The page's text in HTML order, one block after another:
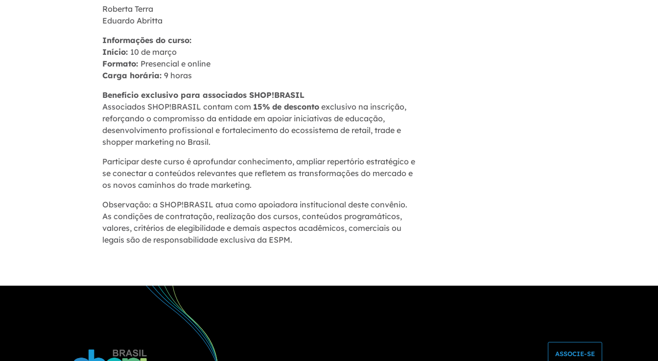
Roberta Terra
Eduardo Abritta
Informações do curso:
Início: 10 de março
Formato: Presencial e online
Carga horária: 9 horas
Benefício exclusivo para associados SHOP!BRASIL
Associados SHOP!BRASIL contam com 15% de desconto exclusivo na inscrição,
reforçando o compromisso da entidade em apoiar iniciativas de educação,
desenvolvimento profissional e fortalecimento do ecossistema de retail, trade e
shopper marketing no Brasil.
Participar deste curso é aprofundar conhecimento, ampliar repertório estratégico e
se conectar a conteúdos relevantes que refletem as transformações do mercado e
os novos caminhos do trade marketing.
Observação: a SHOP!BRASIL atua como apoiadora institucional deste convênio.
As condições de contratação, realização dos cursos, conteúdos programáticos,
valores, critérios de elegibilidade e demais aspectos acadêmicos, comerciais ou
legais são de responsabilidade exclusiva da ESPM.
ASSOCIE-SE